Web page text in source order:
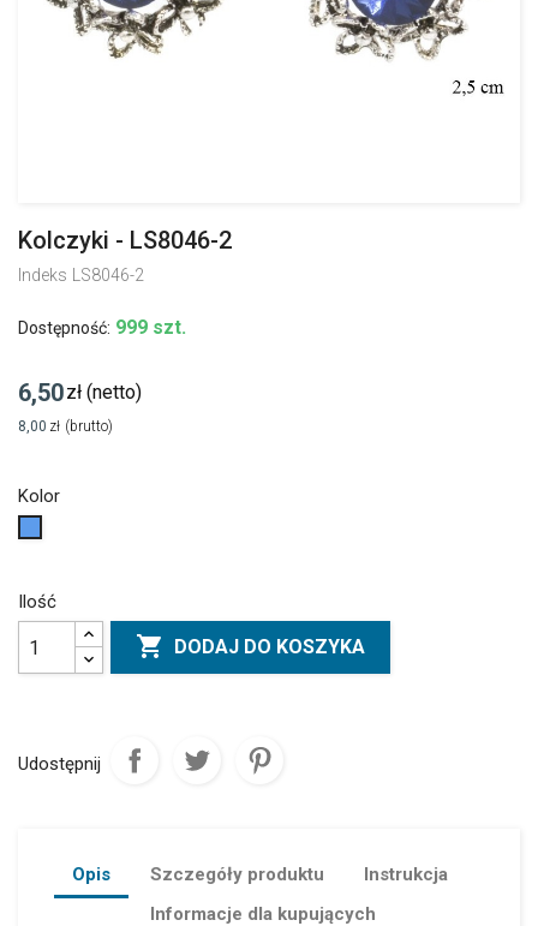
Kolczyki - LS8046-2
Indeks LS8046-2
Dostępność: 999 szt.
6,50zł (netto)
8,00 zł (brutto)
Kolor
Ilość
 DODAJ DO KOSZYKA
Udostępnij
Opis Szczegóły produktu
Instrukcja
Informacje dla kupujących